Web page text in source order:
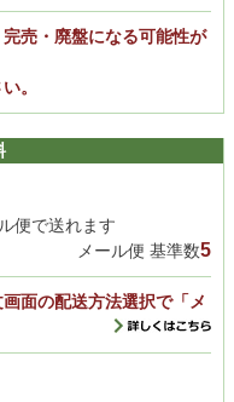
売・廃盤になる可能性が
。
便で送れます
メール便 基準数5
面の配送方法選択で「メ